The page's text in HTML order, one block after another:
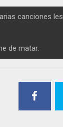
canciones les
de matar.